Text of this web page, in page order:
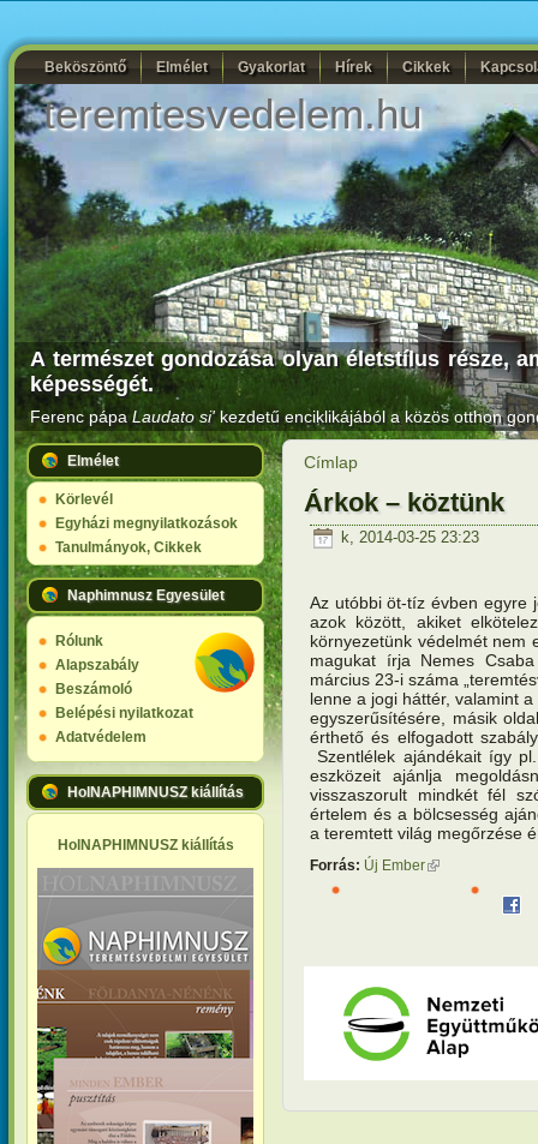
Beköszöntő Elmélet Gyakorlat Hírek Cikkek
teremtesvedelem.hu
A természet gondozása olyan életstílus része,
képességét.
Ferenc pápaLaudato si'kezdetű enciklikájából a közös otthon
Elmélet
Körlevél
Egyházi megnyilatkozások
Tanulmányok, Cikkek
Naphimnusz Egyesület
Rólunk
Alapszabály
Beszámoló
Belépési nyilatkozat
Adatvédelem
HolNAPHIMNUSZ kiállítás
HolNAPHIMNUSZ kiállítás
Címlap
Árkok – köztünk
k, 2014-03-25 23:23
Az utóbbi öt-tíz évben egyre
azok között, akiket
környezetünk védelmét nem
magukat írja Nemes
március 23-i száma
lenne a jogi háttér, valamint
egyszerűsítésére, másik
érthető és elfogadott
Szentlélek ajándékait így
eszközeit ajánlja
visszaszorult mindkét fél
értelem és a bölcsesség
a teremtett világ megőrzése
Forrás: Új Ember(külső